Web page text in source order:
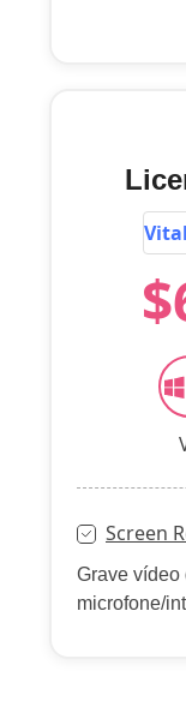
Screen
Grave vídeo
microfone/